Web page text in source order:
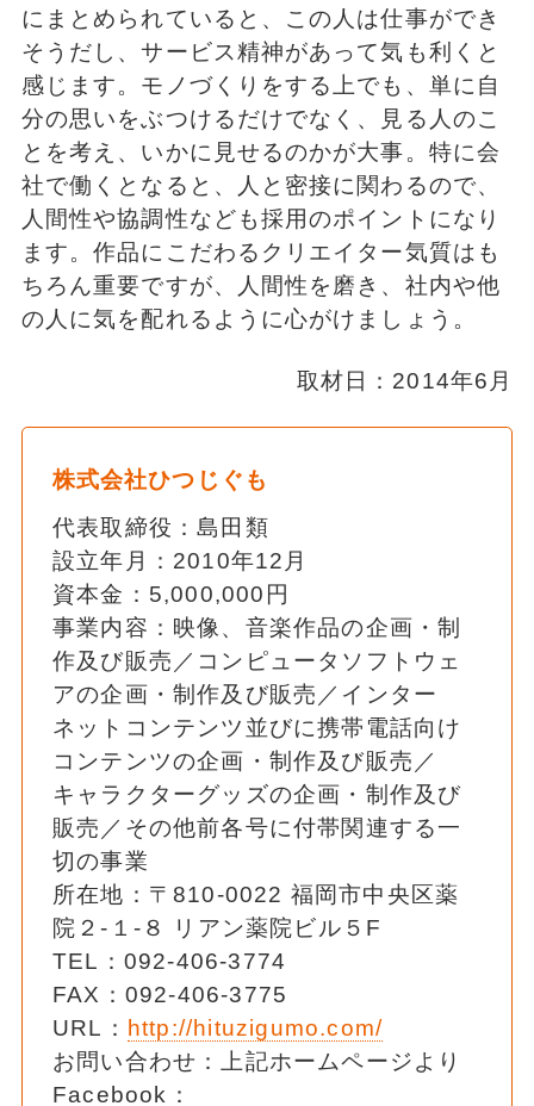
にまとめられていると、この人は仕事ができ
そうだし、サービス精神があって気も利くと
感じます。モノづくりをする上でも、単に自
分の思いをぶつけるだけでなく、見る人のこ
とを考え、いかに見せるのかが大事。特に会
社で働くとなると、人と密接に関わるので、
人間性や協調性なども採用のポイントになり
ます。作品にこだわるクリエイター気質はも
ちろん重要ですが、人間性を磨き、社内や他
の人に気を配れるように心がけましょう。
取材日：2014年6月
株式会社ひつじぐも
代表取締役：島田類
設立年月：2010年12月
資本金：5,000,000円
事業内容：映像、音楽作品の企画・制
作及び販売／コンピュータソフトウェ
アの企画・制作及び販売／インター
ネットコンテンツ並びに携帯電話向け
コンテンツの企画・制作及び販売／
キャラクターグッズの企画・制作及び
販売／その他前各号に付帯関連する一
切の事業
所在地：〒810-0022 福岡市中央区薬
院２-１-８ リアン薬院ビル５F
TEL：092-406-3774
FAX：092-406-3775
URL： http://hituzigumo.com/
お問い合わせ：上記ホームページより
Facebook：